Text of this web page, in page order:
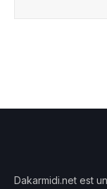
Dakarmidi.net est